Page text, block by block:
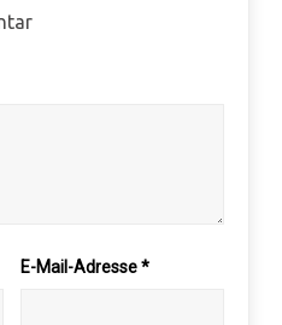
E-Mail-Adresse*